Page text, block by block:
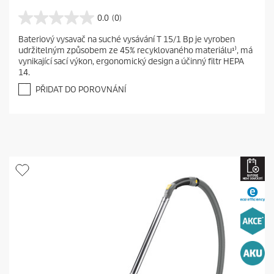
0.0 (0)
0
.
0
z
5
h
k
.
Bateriový vysavač na suché vysávání T 15/1 Bp je vyroben
udržitelným způsobem ze 45% recyklovaného materiálu¹⁾, má
vynikající sací výkon, ergonomický design a účinný filtr HEPA
14.
PŘIDAT DO POROVNÁNÍ